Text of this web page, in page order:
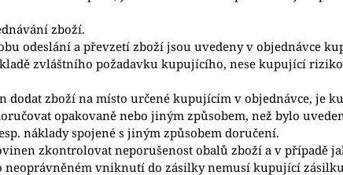
zboží.
odeslání a převzetí zboží jsou uvedeny v objednávce
zvláštního požadavku kupujícího, nese kupující
zboží na místo určené kupujícím v objednávce, je
opakovaně nebo jiným způsobem, než bylo
náklady spojené s jiným způsobem doručení.
zkontrolovat neporušenost obalů zboží a v případě
vniknutí do zásilky nemusí kupující